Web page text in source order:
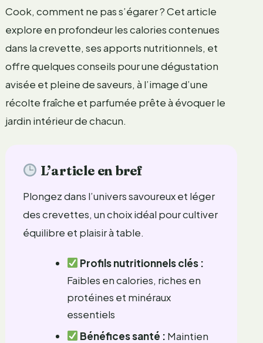
Cook, comment ne pas s’égarer ? Cet article
explore en profondeur les calories contenues
dans la crevette, ses apports nutritionnels, et
offre quelques conseils pour une dégustation
avisée et pleine de saveurs, à l’image d’une
récolte fraîche et parfumée prête à évoquer le
jardin intérieur de chacun.
L’article en bref
Plongez dans l’univers savoureux et léger
des crevettes, un choix idéal pour cultiver
équilibre et plaisir à table.
Profils nutritionnels clés :
Faibles en calories, riches en
protéines et minéraux
essentiels
Bénéfices santé : Maintien